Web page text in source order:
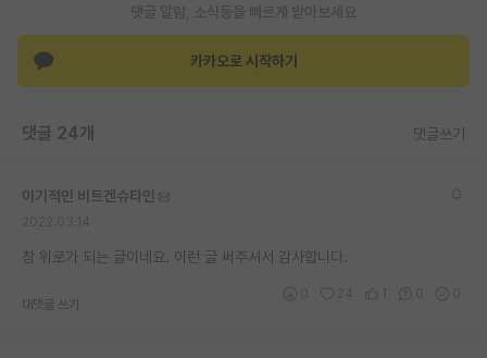
댓글 알람, 소식등을 빠르게 받아보세요
카카오로 시작하기
댓글 24개 댓글쓰기
이기적인 비트겐슈타인
참 위로가 되는 글이네요. 이런 글 써주셔서 감사합니다.
대댓글 쓰기